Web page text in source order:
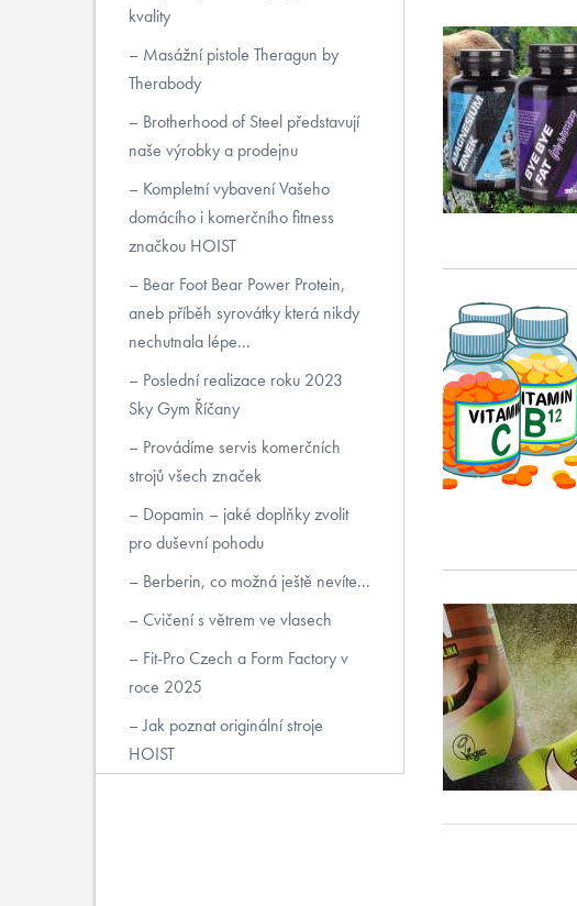
kvality
Masážní pistole Theragun by
Therabody
Brotherhood of Steel představují
naše výrobky a prodejnu
Kompletní vybavení Vašeho
domácího i komerčního fitness
značkou HOIST
Bear Foot Bear Power Protein,
aneb příběh syrovátky která nikdy
nechutnala lépe...
Poslední realizace roku 2023
Sky Gym Říčany
Provádíme servis komerčních
strojů všech značek
Dopamin – jaké doplňky zvolit
pro duševní pohodu
Berberin, co možná ještě nevíte...
Cvičení s větrem ve vlasech
Fit-Pro Czech a Form Factory v
roce 2025
Jak poznat originální stroje
HOIST